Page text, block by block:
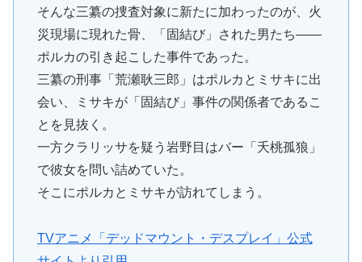
そんな三纂の捜査対象に新たに加わったのが、火
災現場に現れた骨、「固結び」された男たち――
ポルカの引き起こした事件であった。
三纂の刑事「荒瀬耿三郎」はポルカとミサキに出
会い、ミサキが「固結び」事件の関係者であるこ
とを見抜く。
一方クラリッサを疑う岩野目はバー「夭桃孤狼」
で彼女を問い詰めていた。
そこにポルカとミサキが訪れてしまう。
TVアニメ「デッドマウント・デスプレイ」公式